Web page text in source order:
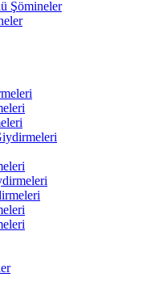
Şömineler